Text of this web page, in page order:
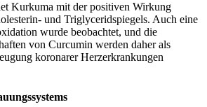
Kurkuma mit der positiven Wirkung
und Triglyceridspiegels. Auch eine
wurde beobachtet, und die
von Curcumin werden daher als
koronarer Herzerkrankungen